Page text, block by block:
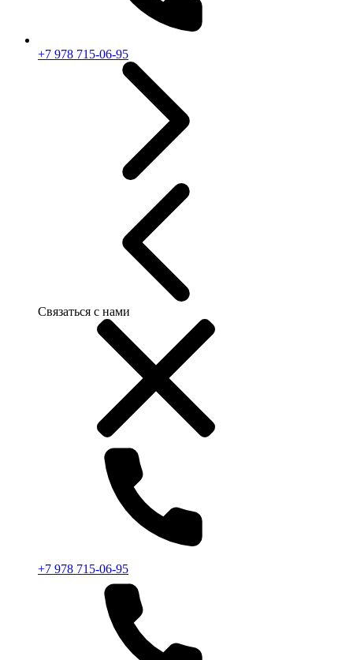
+7 978 715-06-95
Связаться с нами
+7 978 715-06-95